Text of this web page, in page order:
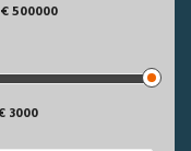
500000
3000